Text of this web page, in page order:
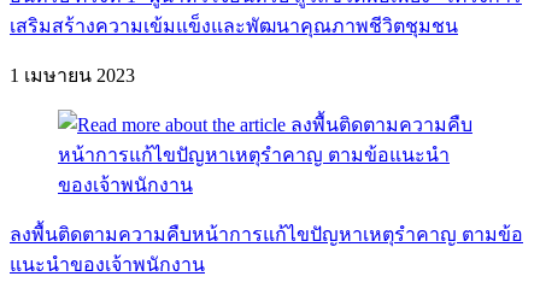
เสริมสร้างความเข้มแข็งและพัฒนาคุณภาพชีวิตชุมชน
1 เมษายน 2023
ลงพื้นติดตามความคืบหน้าการแก้ไขปัญหาเหตุรำคาญ ตามข้อ
แนะนำของเจ้าพนักงาน